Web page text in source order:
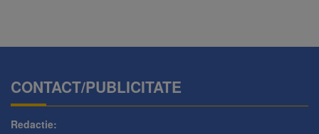
CONTACT/PUBLICITATE
Redactie: